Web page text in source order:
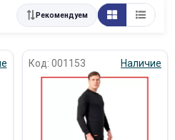
Рекомендуем
Код: 001153 Наличие